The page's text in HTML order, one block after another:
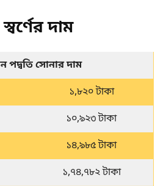
দাম
পদ্বতি সোনার দাম
১,৮২০ টাকা
১০,৯২৩ টাকা
১৪,৯৮৫ টাকা
১,৭৪,৭৮২ টাকা